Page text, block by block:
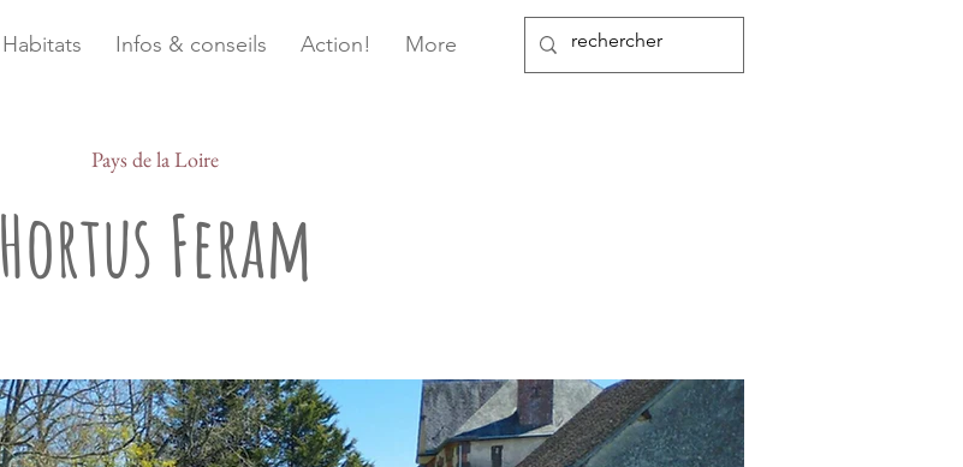
Habitats Infos & conseils Action! More Nous contacter
Pays de la Loire
Hortus Feram